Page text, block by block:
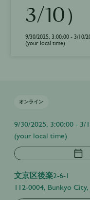
3/10）
9/30/2025, 3:00:00 - 3/10/
(your local time)
オンライン
9/30/2025, 3:00:00 - 3/
(your local time)
文京区後楽2-6-1
112-0004, Bunkyo City,